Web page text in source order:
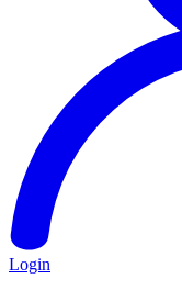
Login